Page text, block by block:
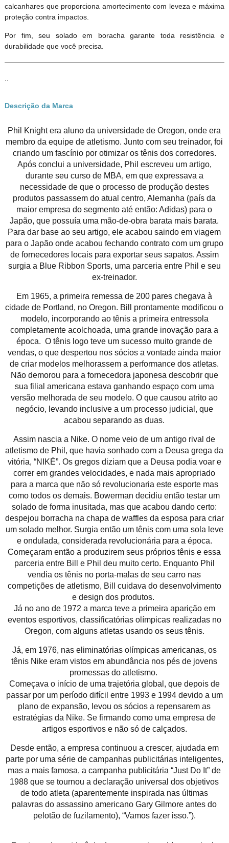
calcanhares que proporciona amortecimento com leveza e máxima
proteção contra impactos.
Por fim, seu solado em boracha garante toda resistência e
durabilidade que você precisa.
Descrição da Marca
Phil Knight era aluno da universidade de Oregon, onde era
membro da equipe de atletismo. Junto com seu treinador, foi
criando um fascínio por otimizar os tênis dos corredores.
Após conclui a universidade, Phil escreveu um artigo,
durante seu curso de MBA, em que expressava a
necessidade de que o processo de produção destes
produtos passassem do atual centro, Alemanha (país da
maior empresa do segmento até então: Adidas) para o
Japão, que possuía uma mão-de-obra barata mais barata.
Para dar base ao seu artigo, ele acabou saindo em viagem
para o Japão onde acabou fechando contrato com um grupo
de fornecedores locais para exportar seus sapatos. Assim
surgia a Blue Ribbon Sports, uma parceria entre Phil e seu
ex-treinador.
Em 1965, a primeira remessa de 200 pares chegava à
cidade de Portland, no Oregon. Bill prontamente modificou o
modelo, incorporando ao tênis a primeira entressola
completamente acolchoada, uma grande inovação para a
época. O tênis logo teve um sucesso muito grande de
vendas, o que despertou nos sócios a vontade ainda maior
de criar modelos melhorassem a performance dos atletas.
Não demorou para a fornecedora japonesa descobrir que
sua filial americana estava ganhando espaço com uma
versão melhorada de seu modelo. O que causou atrito ao
negócio, levando inclusive a um processo judicial, que
acabou separando as duas.
Assim nascia a Nike. O nome veio de um antigo rival de
atletismo de Phil, que havia sonhado com a Deusa grega da
vitória, “NIKÉ”. Os gregos diziam que a Deusa podia voar e
correr em grandes velocidades, e nada mais apropriado
para a marca que não só revolucionaria este esporte mas
como todos os demais. Bowerman decidiu então testar um
solado de forma inusitada, mas que acabou dando certo:
despejou borracha na chapa de waffles da esposa para criar
um solado melhor. Surgia então um tênis com uma sola leve
e ondulada, considerada revolucionária para a época.
Começaram então a produzirem seus próprios tênis e essa
parceria entre Bill e Phil deu muito certo. Enquanto Phil
vendia os tênis no porta-malas de seu carro nas
competições de atletismo, Bill cuidava do desenvolvimento
e design dos produtos.
Já no ano de 1972 a marca teve a primeira aparição em
eventos esportivos, classificatórias olímpicas realizadas no
Oregon, com alguns atletas usando os seus tênis.
Já, em 1976, nas eliminatórias olímpicas americanas, os
tênis Nike eram vistos em abundância nos pés de jovens
promessas do atletismo.
Começava o início de uma trajetória global, que depois de
passar por um período difícil entre 1993 e 1994 devido a um
plano de expansão, levou os sócios a repensarem as
estratégias da Nike. Se firmando como uma empresa de
artigos esportivos e não só de calçados.
Desde então, a empresa continuou a crescer, ajudada em
parte por uma série de campanhas publicitárias inteligentes,
mas a mais famosa, a campanha publicitária “Just Do It” de
1988 que se tournou a declaração universal dos objetivos
de todo atleta (aparentemente inspirada nas últimas
palavras do assassino americano Gary Gilmore antes do
pelotão de fuzilamento), “Vamos fazer isso.”).